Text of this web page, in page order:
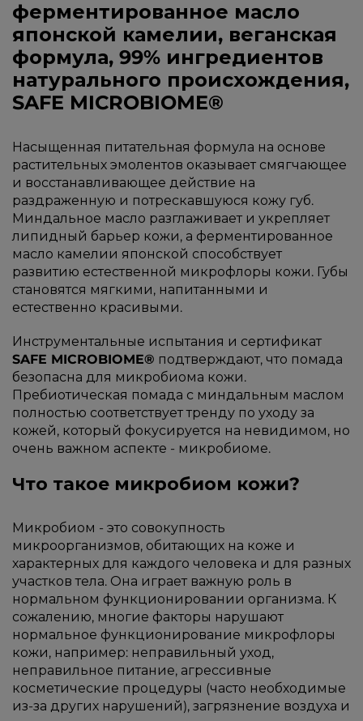
ферментированное масло
японской камелии, веганская
формула, 99% ингредиентов
натурального происхождения,
SAFE MICROBIOME®
Насыщенная питательная формула на основе
растительных эмолентов оказывает смягчающее
и восстанавливающее действие на
раздраженную и потрескавшуюся кожу губ.
Миндальное масло разглаживает и укрепляет
липидный барьер кожи, а ферментированное
масло камелии японской способствует
развитию естественной микрофлоры кожи. Губы
становятся мягкими, напитанными и
естественно красивыми.
Инструментальные испытания и сертификат
SAFE MICROBIOME® подтверждают, что помада
безопасна для микробиома кожи.
Пребиотическая помада с миндальным маслом
полностью соответствует тренду по уходу за
кожей, который фокусируется на невидимом, но
очень важном аспекте - микробиоме.
Что такое микробиом кожи?
Микробиом - это совокупность
микроорганизмов, обитающих на коже и
характерных для каждого человека и для разных
участков тела. Она играет важную роль в
нормальном функционировании организма. К
сожалению, многие факторы нарушают
нормальное функционирование микрофлоры
кожи, например: неправильный уход,
неправильное питание, агрессивные
косметические процедуры (часто необходимые
из-за других нарушений), загрязнение воздуха и